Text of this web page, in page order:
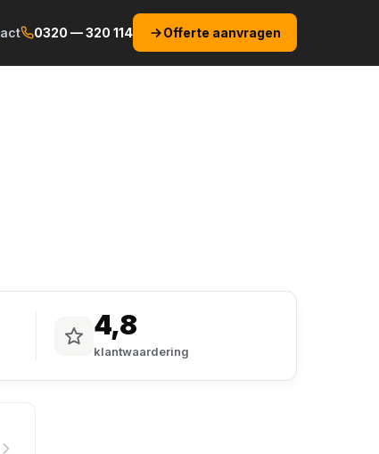
0320 — 320 114 Offerte aanvragen
4,8
klantwaardering